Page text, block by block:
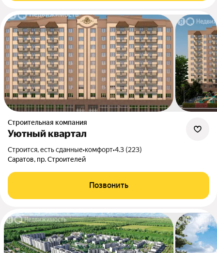
Строительная компания
Уютный квартал
Строится, есть сданные•комфорт•4.3 (223)
Саратов, пр. Строителей
Позвонить